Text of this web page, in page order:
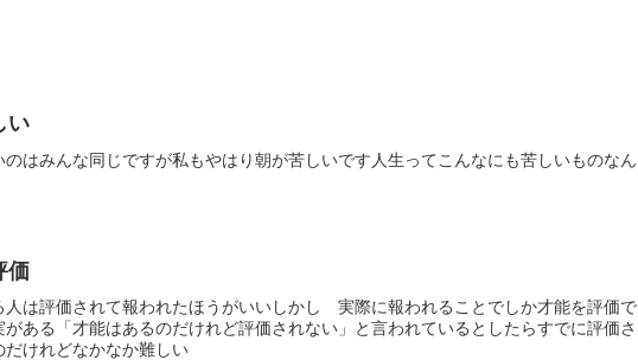
い
のはみんな同じですが私もやはり朝が苦しいです人生ってこんなにも苦しいものなん
価
人は評価されて報われたほうがいいしかし 実際に報われることでしか才能を評価で
がある「才能はあるのだけれど評価されない」と言われているとしたらすでに評価さ
だけれどなかなか難しい